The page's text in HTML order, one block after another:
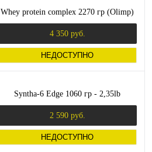
Whey protein complex 2270 гр (Olimp)
4 350 руб.
НЕДОСТУПНО
Syntha-6 Edge 1060 гр - 2,35lb
2 590 руб.
НЕДОСТУПНО